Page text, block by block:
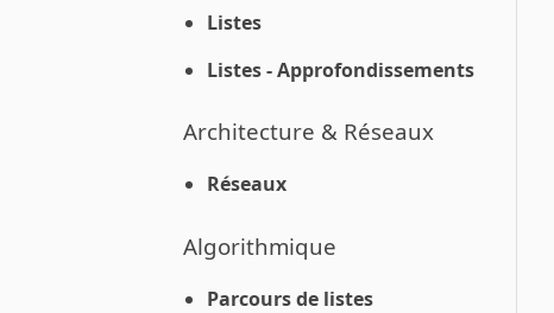
Listes
Listes - Approfondissements
Architecture & Réseaux
Réseaux
Algorithmique
Parcours de listes